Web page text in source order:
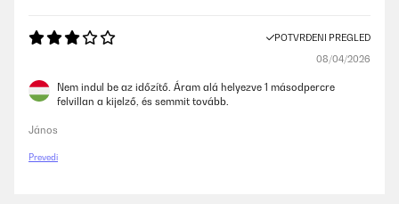
POTVRĐENI PREGLED
08/04/2026
Nem indul be az időzítő. Áram alá helyezve 1 másodpercre
felvillan a kijelző, és semmit tovább.
János
Prevedi